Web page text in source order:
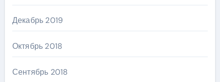
Декабрь 2019
Октябрь 2018
Сентябрь 2018